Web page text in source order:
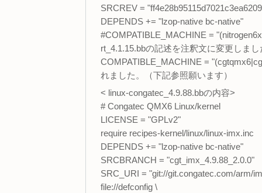
SRCREV =
DEPENDS += "lzop-native bc-native"
#COMPATIBLE_MACHINE =
rt_4.1.15.bbの記述を注釈文に変更しまし
COMPATIBLE_MACHINE =
れました。（下記参照願います）
< linux-congatec_4.9.88.bbの内容>
# Congatec QMX6 Linux/kernel
LICENSE = "GPLv2"
require recipes-kernel/linux/linux-imx.inc
DEPENDS += "lzop-native bc-native"
SRCBRANCH = "cgt_imx_4.9.88_2.0.0"
SRC_URI = "git://git.congatec.com/arm/
file://defconfig \